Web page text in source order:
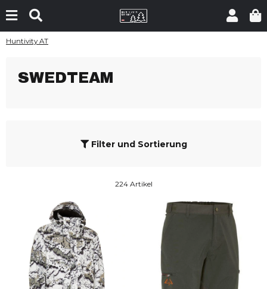
Huntivity AT
SWEDTEAM
Filter und Sortierung
224 Artikel